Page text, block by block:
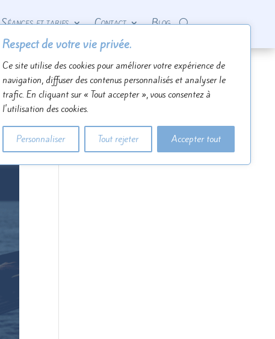
Respect de votre vie privée.
Ce site utilise des cookies pour améliorer votre expérience de
navigation, diffuser des contenus personnalisés et analyser le
trafic. En cliquant sur « Tout accepter », vous consentez à
l'utilisation des cookies.
Personnaliser Tout rejeter Accepter tout
Séances et tarifs Contact Blog